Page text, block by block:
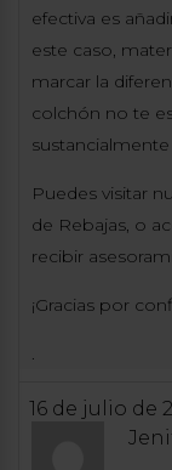
efectiva es
este caso,
marcar la
colchón no te
Puedes visitar
de Rebajas, o
recibir
¡Gracias por
.
16 de julio de